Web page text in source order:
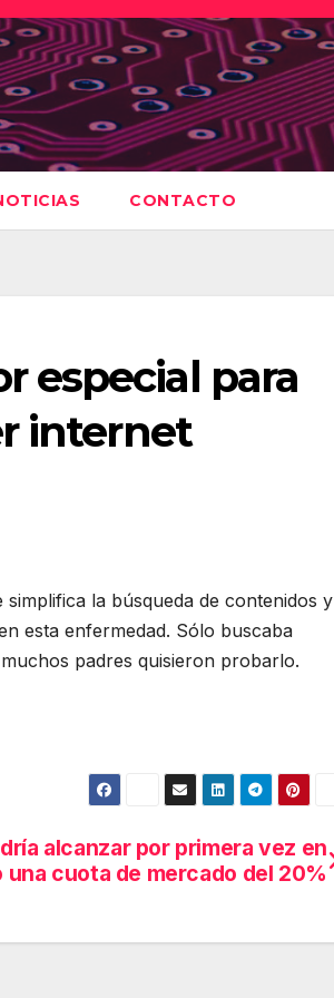
CONTACTO
especial para
internet
la búsqueda de contenidos y
esta enfermedad. Sólo buscaba
padres quisieron probarlo.
alcanzar por primera vez en
una cuota de mercado del 20%